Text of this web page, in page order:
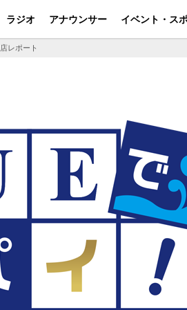
ラジオ アナウンサー イベント・ス
レポート